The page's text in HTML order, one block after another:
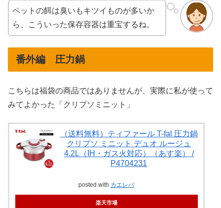
ペットの餌は臭いもキツイものが多いか
ら、こういった保存容器は重宝するね。
番外編 圧力鍋
こちらは福袋の商品ではありませんが、実際に私が使って
みてよかった「クリプソミニット」
（送料無料）ティファール T-fal 圧力鍋
クリプソ ミニット デュオ ルージュ
4.2L（IH・ガス火対応）（あす楽） /
P4704231
posted with カエレバ
楽天市場